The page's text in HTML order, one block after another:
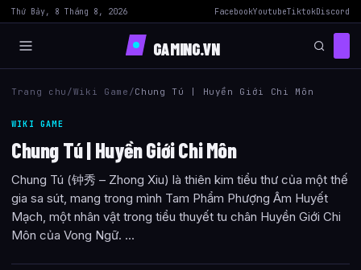
Thứ Bảy, 8 Tháng 8, 2026 FacebookYoutubeTiktokDiscord
GAMING.VN
Trang chu /Wiki Game /Chung Tú | Huyền Giới Chi Môn
WIKI GAME
Chung Tú | Huyền Giới Chi Môn
Chung Tú (钟秀 – Zhong Xiu) là thiên kim tiểu thư của một thế
gia sa sút, mang trong mình Tam Phẩm Phượng Âm Huyết
Mạch, một nhân vật trong tiểu thuyết tu chân Huyền Giới Chi
Môn của Vong Ngữ. ...